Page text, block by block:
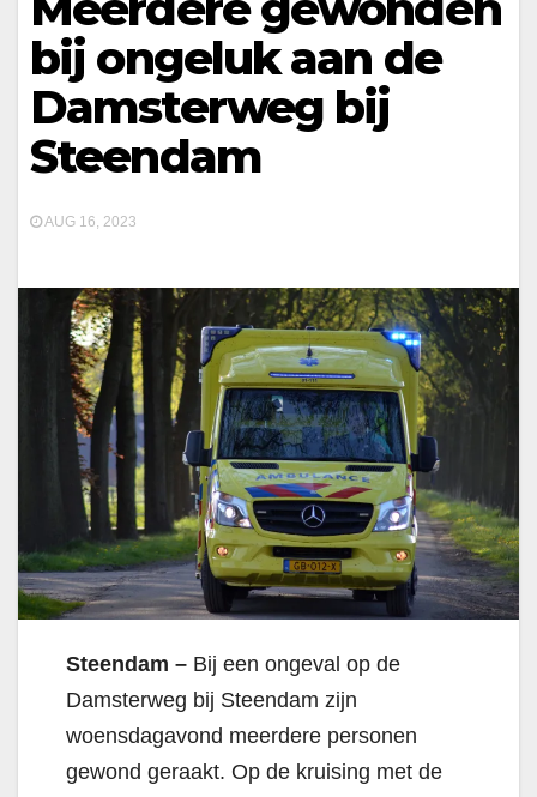
bij ongeluk aan de
Damsterweg bij
Steendam
AUG 16, 2023
Steendam – Bij een ongeval op de
Damsterweg bij Steendam zijn
woensdagavond meerdere personen
gewond geraakt. Op de kruising met de